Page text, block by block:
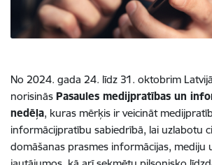
No 2024. gada 24. līdz 31. oktobrim Latvijā
norisinās Pasaules medijpratības un
nedēļa, kuras mērķis ir veicināt
informācijpratību sabiedrībā, lai uzlabotu
domāšanas prasmes informācijas, mediju